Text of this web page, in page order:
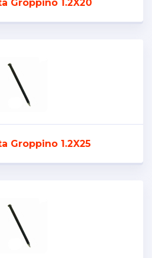
Groppino 1.2X20
Groppino 1.2X25